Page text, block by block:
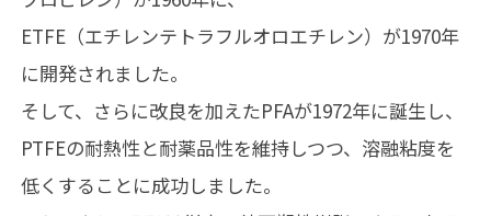
ETFE（エチレンテトラフルオロエチレン）が1970年
に開発されました。
そして、さらに改良を加えたPFAが1972年に誕生し、
PTFEの耐熱性と耐薬品性を維持しつつ、溶融粘度を
低くすることに成功しました。